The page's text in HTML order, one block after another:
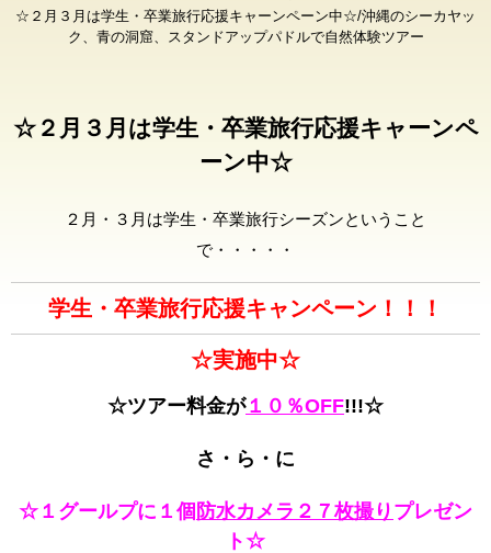
☆２月３月は学生・卒業旅行応援キャーンペーン中☆/沖縄のシーカヤッ
ク、青の洞窟、スタンドアップパドルで自然体験ツアー
☆２月３月は学生・卒業旅行応援キャーンペ
ーン中☆
２月・３月は学生・卒業旅行シーズンということ
で・・・・・
学生・卒業旅行応援キャンペーン！！！
☆実施中☆
☆ツアー料金が１０％OFF!!!☆
さ・ら・に
☆１グールプに１個 防水カメラ２７枚撮り プレゼン
ト☆